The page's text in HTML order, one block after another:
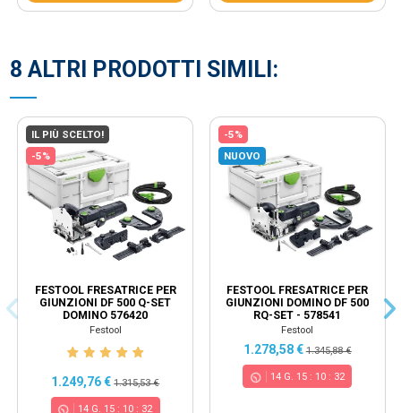
8 ALTRI PRODOTTI SIMILI:
IL PIÙ SCELTO!
-5%
FESTOOL FRESATRICE PER
GIUNZIONI DF 500 Q-SET
DOMINO 576420
Festool
1.249,76 €1.315,53 €
14 G. 15 : 10 : 32
-5%
NUOVO
FESTOOL FRESATRICE PER
GIUNZIONI DOMINO DF 500
RQ-SET - 578541
Festool
1.278,58 €1.345,88 €
14G. 15: 10: 32